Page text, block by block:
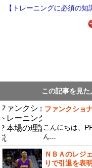
【トレーニングに必須の
この記事を見た
ファンクショ
こんにちは、
ん...
ＮＢＡのレジ
りで引退を表明